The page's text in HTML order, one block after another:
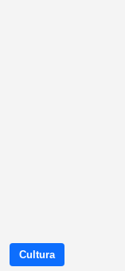
Cultura